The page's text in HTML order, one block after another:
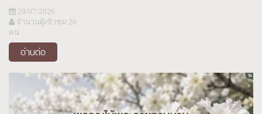
29/07/2026
จำนวนผู้เข้าชม 26
คน
อ่านต่อ